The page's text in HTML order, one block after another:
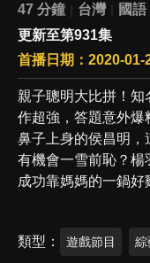
47 分鐘
台灣 國語
更新至第931集
首播日期：2020-01-
親子聰明大比拼！知
作超強，答題意外
鼻子上身的侯昌明，
有機會一雪前恥？楊
成功靠媽媽的一鍋好
類型 遊戲節目 綜